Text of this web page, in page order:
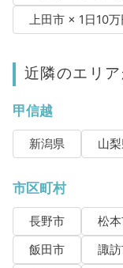
上田市 × 1日10
近隣のエリ
甲信越
新潟県 山
市区町村
長野市 松
飯田市
諏